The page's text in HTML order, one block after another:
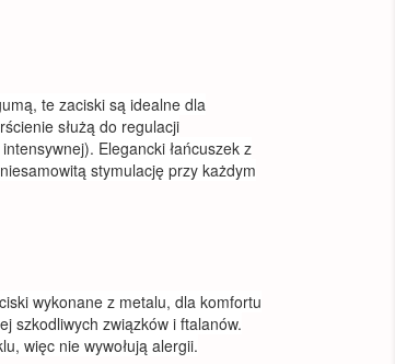
te zaciski są idealne dla
służą do regulacji
Elegancki łańcuszek z
stymulację przy każdym
wykonane z metalu, dla komfortu
szkodliwych związków i ftalanów.
więc nie wywołują alergii.